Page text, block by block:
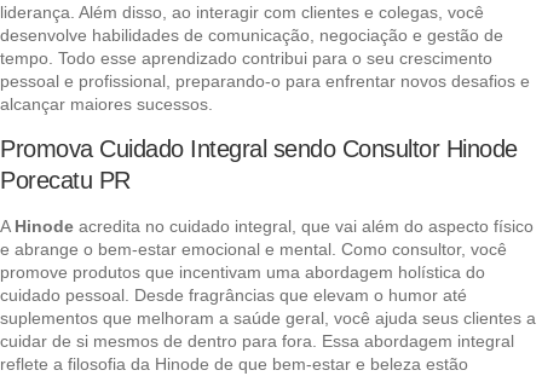
liderança. Além disso, ao interagir com clientes e colegas, você
desenvolve habilidades de comunicação, negociação e gestão de
tempo. Todo esse aprendizado contribui para o seu crescimento
pessoal e profissional, preparando-o para enfrentar novos desafios e
alcançar maiores sucessos.
Promova Cuidado Integral sendo Consultor Hinode
Porecatu PR
A Hinode acredita no cuidado integral, que vai além do aspecto físico
e abrange o bem-estar emocional e mental. Como consultor, você
promove produtos que incentivam uma abordagem holística do
cuidado pessoal. Desde fragrâncias que elevam o humor até
suplementos que melhoram a saúde geral, você ajuda seus clientes a
cuidar de si mesmos de dentro para fora. Essa abordagem integral
reflete a filosofia da Hinode de que bem-estar e beleza estão